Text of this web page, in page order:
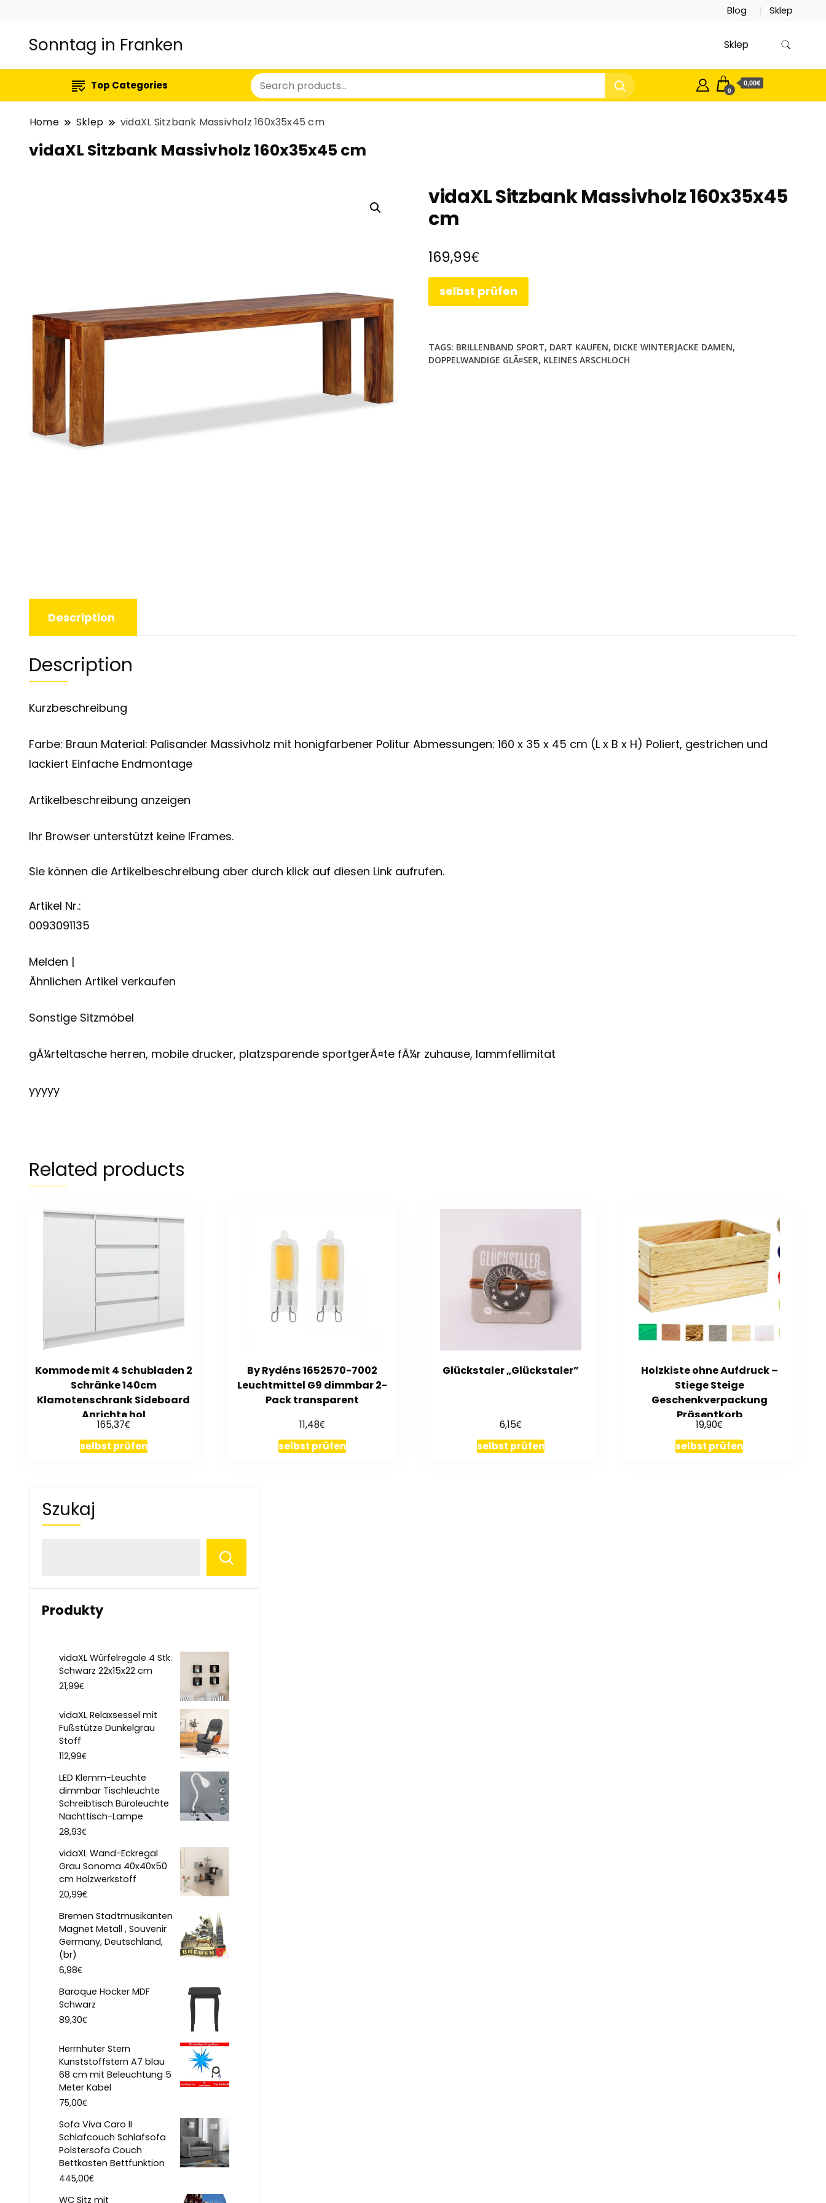
Blog Sklep
Sonntag in Franken Sklep
Top Categories 0
0,00€
Home Sklep vidaXL Sitzbank Massivholz 160x35x45 cm
vidaXL Sitzbank Massivholz 160x35x45 cm
vidaXL Sitzbank Massivholz 160x35x45
cm
169,99€
selbst prüfen
TAGS: BRILLENBAND SPORT, DART KAUFEN, DICKE WINTERJACKE DAMEN,
DOPPELWANDIGE GLÃ¤SER, KLEINES ARSCHLOCH
Description
Description
Kurzbeschreibung
Farbe: Braun Material: Palisander Massivholz mit honigfarbener Politur Abmessungen: 160 x 35 x 45 cm (L x B x H) Poliert, gestrichen und
lackiert Einfache Endmontage
Artikelbeschreibung anzeigen
Ihr Browser unterstützt keine IFrames.
Sie können die Artikelbeschreibung aber durch klick auf diesen Link aufrufen.
Artikel Nr.:
0093091135
Melden |
Ähnlichen Artikel verkaufen
Sonstige Sitzmöbel
gÃ¼rteltasche herren, mobile drucker, platzsparende sportgerÃ¤te fÃ¼r zuhause, lammfellimitat
yyyyy
Related products
Kommode mit 4 Schubladen 2
Schränke 140cm
Klamotenschrank Sideboard
Anrichte hol
165,37€
selbst prüfen
By Rydéns 1652570-7002
Leuchtmittel G9 dimmbar 2-
Pack transparent
11,48€
selbst prüfen
Glückstaler „Glückstaler”
6,15€
selbst prüfen
Holzkiste ohne Aufdruck –
Stiege Steige
Geschenkverpackung
Präsentkorb
19,90€
selbst prüfen
Szukaj
Produkty
vidaXL Würfelregale 4 Stk.
Schwarz 22x15x22 cm
21,99€
vidaXL Relaxsessel mit
Fußstütze Dunkelgrau
Stoff
112,99€
LED Klemm-Leuchte
dimmbar Tischleuchte
Schreibtisch Büroleuchte
Nachttisch-Lampe
28,93€
vidaXL Wand-Eckregal
Grau Sonoma 40x40x50
cm Holzwerkstoff
20,99€
Bremen Stadtmusikanten
Magnet Metall , Souvenir
Germany, Deutschland,
(br)
6,98€
Baroque Hocker MDF
Schwarz
89,30€
Herrnhuter Stern
Kunststoffstern A7 blau
68 cm mit Beleuchtung 5
Meter Kabel
75,00€
Sofa Viva Caro II
Schlafcouch Schlafsofa
Polstersofa Couch
Bettkasten Bettfunktion
445,00€
WC Sitz mit